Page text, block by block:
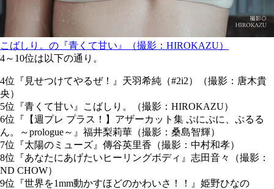
こばしり。の『青くて甘い』（撮影：HIROKAZU）
4～10位は以下の通り。
4位『見せつけてやるぜ！』天羽希純（#2i2）（撮影：唐木貴
央）
5位『青くて甘い』こばしり。（撮影：HIROKAZU）
6位『【週プレ プラス！】アザーカット集 ぷにぷに、ぷるる
ん。～prologue～』福井梨莉華（撮影：桑島智輝）
7位『太陽のミューズ』傳谷英里香（撮影：中村和孝）
8位『あなたにあげたいヒーリングボディ』志田音々（撮影：
ND CHOW）
9位『世界を1mm動かすほどのかわいさ！！』姫野ひなの